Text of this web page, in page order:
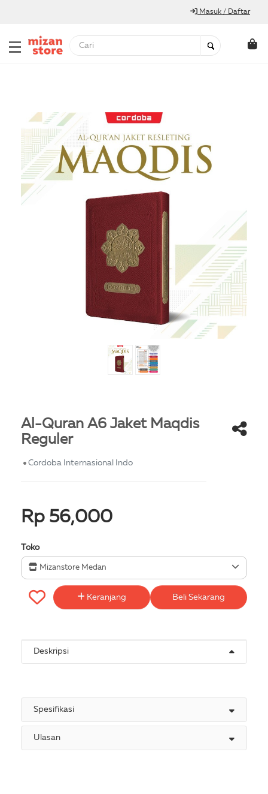
Masuk / Daftar
Al-Quran A6 Jaket Maqdis
Reguler
Cordoba Internasional Indo
Rp 56,000
Toko
Mizanstore Medan
Keranjang Beli Sekarang
Deskripsi
Spesifikasi
Ulasan